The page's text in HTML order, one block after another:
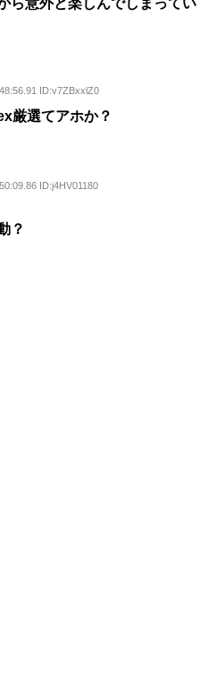
ら意外と楽しんでしまってい
ID:v7ZBxxlZ0
厳選てアホか？
ID:j4HV01180
？